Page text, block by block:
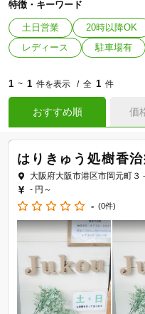
特徴・キーワード
土日営業 20時以降OK
レディース
駐車場有
1 ~ 1 件を表示 全 1 件
おすすめ順 価
はりきゅう処樹香
大阪府大阪市港区市岡元町
- 円～
- (0件)